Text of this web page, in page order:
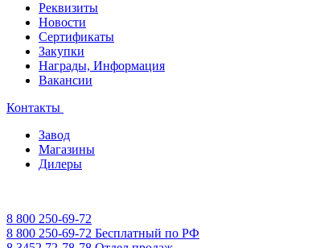
Реквизиты
Новости
Сертификаты
Закупки
Награды, Информация
Вакансии
Контакты
Завод
Магазины
Дилеры
8 800 250-69-72
8 800 250-69-72 Бесплатный по РФ